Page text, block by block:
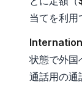
当てを利用
状態で外国
通話用の通